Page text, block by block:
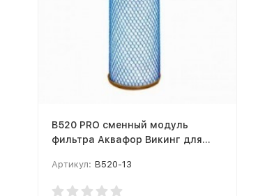
В520 PRO сменный модуль
фильтра Аквафор Викинг для
Артикул: В520-13